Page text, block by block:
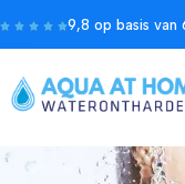
9,8 op basis van